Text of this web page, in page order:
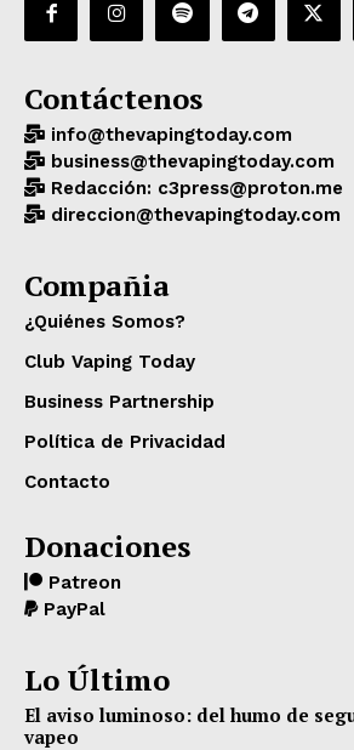
Contáctenos
info@thevapingtoday.com
business@thevapingtoday.com
Redacción: c3press@proton.me
direccion@thevapingtoday.com
Compañia
¿Quiénes Somos?
Club Vaping Today
Business Partnership
Política de Privacidad
Contacto
Donaciones
Patreon
PayPal
Lo Último
El aviso luminoso: del humo de
vapeo